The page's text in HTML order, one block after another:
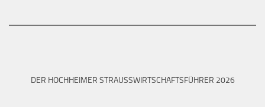
DER HOCHHEIMER STRAUSSWIRTSCHAFTSFÜHRER 2026